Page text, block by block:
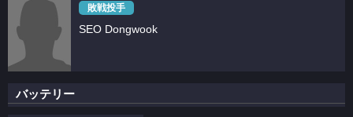
敗戦投手
SEO Dongwook
バッテリー